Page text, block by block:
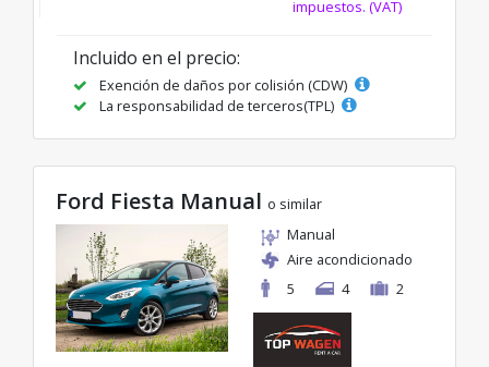
impuestos. (VAT)
Incluido en el precio:
Exención de daños por colisión (CDW)
La responsabilidad de terceros(TPL)
Ford Fiesta Manual o similar
Manual
Aire acondicionado
5
4 2